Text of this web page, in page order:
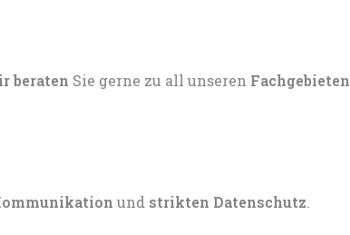
beraten Sie gerne zu all unseren Fachgebieten
und strikten Datenschutz.